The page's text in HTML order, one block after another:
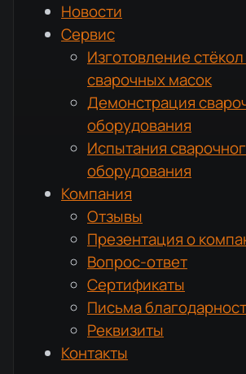
Новости
Сервис
Изготовление
сварочных масок
Демонстрация
оборудования
Испытания
оборудования
Компания
Отзывы
Презентация о
Вопрос-ответ
Сертификаты
Письма
Реквизиты
Контакты